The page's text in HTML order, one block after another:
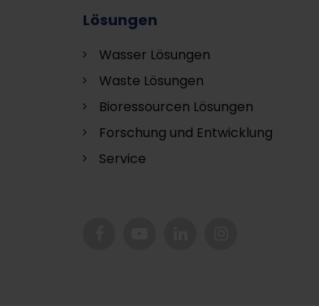
Lösungen
Wasser Lösungen
Waste Lösungen
Bioressourcen Lösungen
Forschung und Entwicklung
Service